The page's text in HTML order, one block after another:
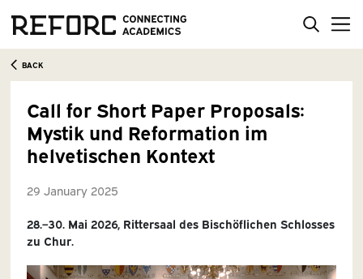
BACK
Call for Short Paper Proposals:
Mystik und Reformation im
helvetischen Kontext
29 January 2025
28.–30. Mai 2026, Rittersaal des Bischöflichen Schlosses
zu Chur.